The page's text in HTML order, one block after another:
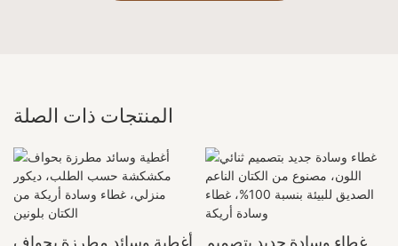
المنتجات ذات الصلة
أغطية وسائد مطرزة بحواف غطاء وسادة جديد بتصميم